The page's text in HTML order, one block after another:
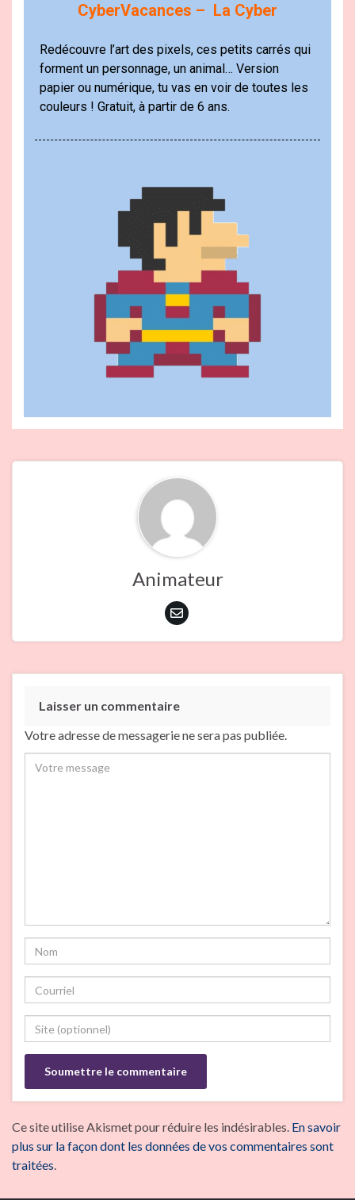
CyberVacances – La Cyber
Redécouvre l’art des pixels, ces petits carrés qui
forment un personnage, un animal… Version
papier ou numérique, tu vas en voir de toutes les
couleurs ! Gratuit, à partir de 6 ans.
Animateur
Laisser un commentaire
Votre adresse de messagerie ne sera pas publiée.
Ce site utilise Akismet pour réduire les indésirables. En savoir
plus sur la façon dont les données de vos commentaires sont
traitées.